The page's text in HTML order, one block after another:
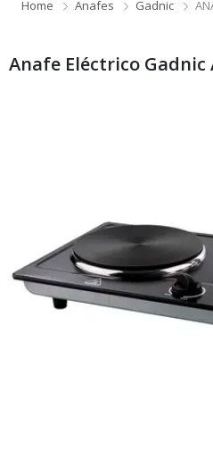
Home Anafes Gadnic
Anafe Eléctrico Gadnic
Medios de Pago